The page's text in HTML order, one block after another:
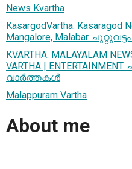
News Kvartha
KasargodVartha: Kasaragod
Mangalore, Malabar
KVARTHA: MALAYALAM
VARTHA |
വാര്‍ത്തകൾ
Malappuram Vartha
About me